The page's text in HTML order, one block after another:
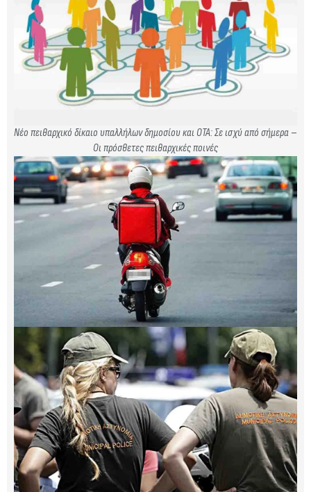
Νέο πειθαρχικό δίκαιο υπαλλήλων δημοσίου και ΟΤΑ: Σε ισχύ από σήμερα –
Οι πρόσθετες πειθαρχικές ποινές